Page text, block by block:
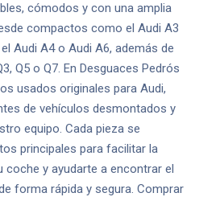
cómodos y con una amplia
compactos como el Audi A3
Audi A4 o Audi A6, además de
Q5 o Q7. En Desguaces Pedrós
usados originales para Audi,
de vehículos desmontados y
equipo. Cada pieza se
principales para facilitar la
coche y ayudarte a encontrar el
forma rápida y segura. Comprar